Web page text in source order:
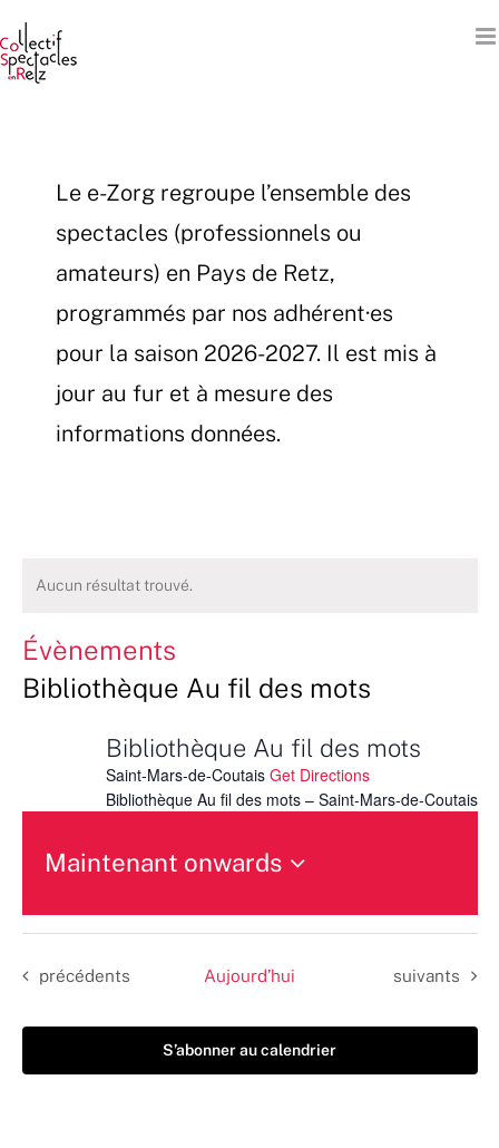
au
contenu
Le e-Zorg regroupe l’ensemble des
spectacles (professionnels ou
amateurs) en Pays de Retz,
programmés par nos adhérent·es
pour la saison 2026-2027. Il est mis à
jour au fur et à mesure des
informations données.
Aucun résultat trouvé.
Évènements
Bibliothèque Au fil des mots
Bibliothèque Au fil des mots
Saint-Mars-de-Coutais Get Directions
Bibliothèque Au fil des mots – Saint-Mars-de-Coutais
Maintenant onwards
une
date.
Évènements
précédents Aujourd’hui Évènements
suivants
S’abonner au calendrier